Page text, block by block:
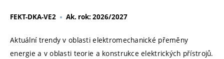
FEKT-DKA-VE2 Ak. rok: 2026/2027
Aktuální trendy v oblasti elektromechanické přeměny
energie a v oblasti teorie a konstrukce elektrických přístrojů.